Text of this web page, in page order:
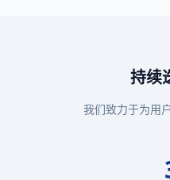
持续
我们致力于为用